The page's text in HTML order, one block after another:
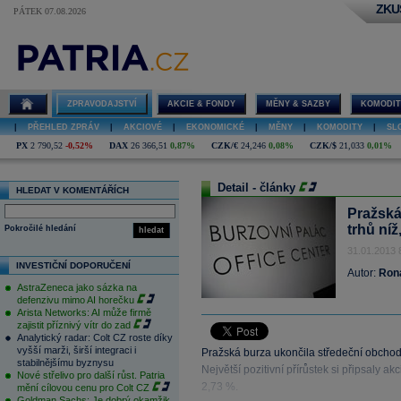
PÁTEK 07.08.2026
ZPRAVODAJSTVÍ AKCIE & FONDY MĚNY & SAZBY
PŘEHLED ZPRÁV AKCIOVÉ EKONOMICKÉ MĚNY KOMODITY
PX 2 790,52 -0,52% DAX 26 366,51 0,87% CZK/€ 24,246 0,08% CZK/$ 21,033 0,01%
HLEDAT V KOMENTÁŘÍCH
hledat
Pokročilé hledání
INVESTIČNÍ DOPORUČENÍ
AstraZeneca jako sázka na
defenzivu mimo AI horečku
Arista Networks: AI může firmě
zajistit příznivý vítr do zad
Analytický radar: Colt CZ roste díky
vyšší marži, širší integraci i
stabilnějšímu byznysu
Nové střelivo pro další růst. Patria
mění cílovou cenu pro Colt CZ
Detail - články
trhů
31.01.2013
Autor:
Pražská burza ukončila středeční
Největší pozitivní přírůstek si připsaly
2,73 %.